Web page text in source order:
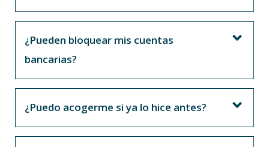
¿Pueden bloquear mis cuentas
bancarias?
¿Puedo acogerme si ya lo hice antes?